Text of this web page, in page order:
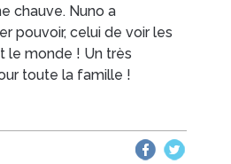
chauve. Nuno a
pouvoir, celui de voir les
le monde ! Un très
toute la famille !